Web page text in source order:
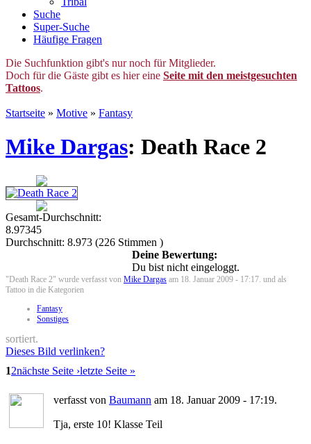
Suche
Super-Suche
Häufige Fragen
Die Suchfunktion gibt's nur noch für Mitglieder.
Doch für die Gäste gibt es hier eine Seite mit den meistgesuchten
Tattoos.
Startseite » Motive » Fantasy
Mike Dargas: Death Race 2
Gesamt-Durchschnitt:
8.97345
Durchschnitt: 8.973 (226 Stimmen )
Deine Bewertung:
Du bist nicht eingeloggt.
"Death Race 2" wurde verfasst von Mike Dargas am 18. Januar 2009 - 17:17. und als
Tattoo in die Kategorien
Fantasy
Sonstiges
sortiert.
Dieses Bild verlinken?
12nächste Seite ›letzte Seite »
verfasst von Baumann am 18. Januar 2009 - 17:19.
Tja, erste 10! Klasse Teil